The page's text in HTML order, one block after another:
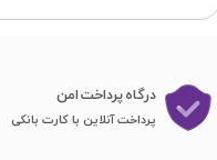
درگاه پرداخت امن
پرداخت آنلاین با کارت بانکی